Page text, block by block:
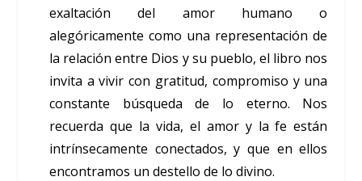
exaltación del amor humano o
alegóricamente como una representación de
la relación entre Dios y su pueblo, el libro nos
invita a vivir con gratitud, compromiso y una
constante búsqueda de lo eterno. Nos
recuerda que la vida, el amor y la fe están
intrínsecamente conectados, y que en ellos
encontramos un destello de lo divino.